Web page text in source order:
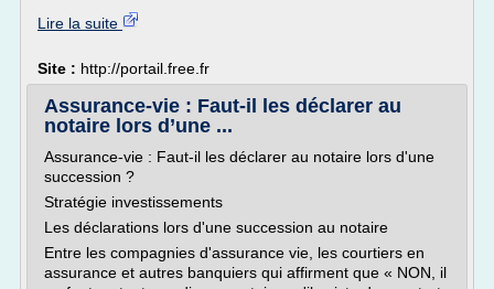
Lire la suite
Site : http://portail.free.fr
Assurance-vie : Faut-il les déclarer au
notaire lors d’une ...
Assurance-vie : Faut-il les déclarer au notaire lors d'une
succession ?
Stratégie investissements
Les déclarations lors d'une succession au notaire
Entre les compagnies d'assurance vie, les courtiers en
assurance et autres banquiers qui affirment que « NON, il